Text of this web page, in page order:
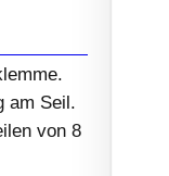
am Seil.
von 8